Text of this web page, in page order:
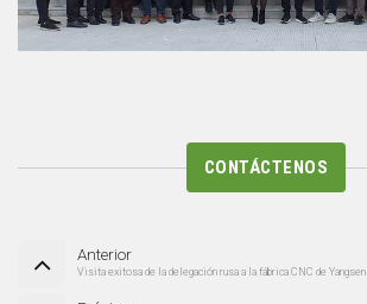
CONTÁCTENOS
Anterior
Visita exitosa de la delegación rusa a la fábrica CNC de Yangsen